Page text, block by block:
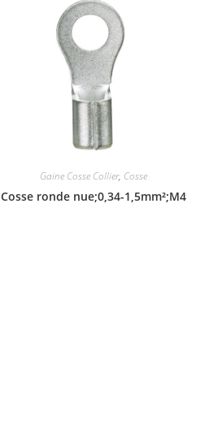
Gaine Cosse Collier, Cosse
Cosse ronde nue;0,34-1,5mm²;M4